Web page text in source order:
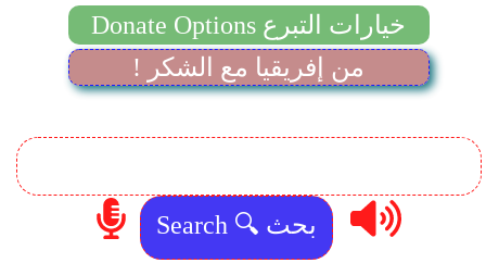
Donate Options خيارات التبرع
! من إفريقيا مع الشكر